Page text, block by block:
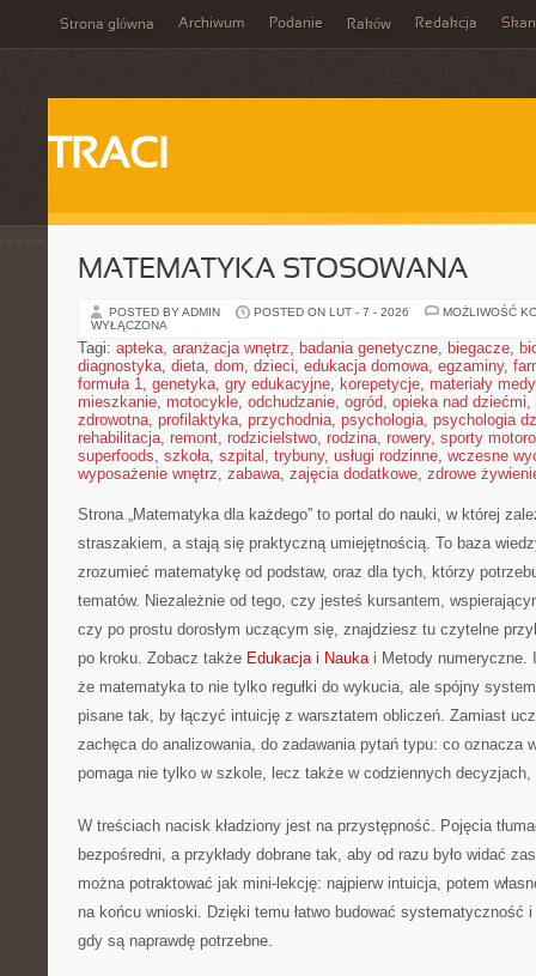
Strona główna Archiwum Podanie Raków Redakcja
TRACI
MATEMATYKA STOSOWANA
POSTED BY ADMIN POSTED ON LUT - 7 - 2026
MOŻLIWOŚĆ
WYŁĄCZONA
Tagi: apteka, aranżacja wnętrz, badania genetyczne, biegacze,
diagnostyka, dieta, dom, dzieci, edukacja domowa, egzaminy,
formuła 1, genetyka, gry edukacyjne, korepetycje, materiały
mieszkanie, motocykle, odchudzanie, ogród, opieka nad dziećmi,
zdrowotna, profilaktyka, przychodnia, psychologia, psychologia
rehabilitacja, remont, rodzicielstwo, rodzina, rowery, sporty
superfoods, szkoła, szpital , trybuny, usługi rodzinne, wczesne
wyposażenie wnętrz, zabawa, zajęcia dodatkowe, zdrowe
Strona „Matematyka dla każdego” to portal do nauki, w której
straszakiem, a stają się praktyczną umiejętnością. To baza
zrozumieć matematykę od podstaw, oraz dla tych, którzy
tematów. Niezależnie od tego, czy jesteś kursantem,
czy po prostu dorosłym uczącym się, znajdziesz tu czytelne
po kroku. Zobacz także Edukacja i Naukai Metody numeryczne.
że matematyka to nie tylko regułki do wykucia, ale spójny
pisane tak, by łączyć intuicję z warsztatem obliczeń. Zamiast
zachęca do analizowania, do zadawania pytań typu: co oznacza
pomaga nie tylko w szkole, lecz także w codziennych
W treściach nacisk kładziony jest na przystępność. Pojęcia
bezpośredni, a przykłady dobrane tak, aby od razu było widać
można potraktować jak mini-lekcję: najpierw intuicja, potem
na końcu wnioski. Dzięki temu łatwo budować systematyczność
gdy są naprawdę potrzebne.